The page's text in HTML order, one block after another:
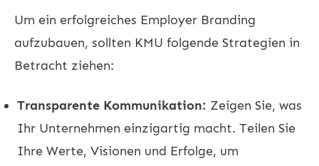
Um ein erfolgreiches Employer Branding
aufzubauen, sollten KMU folgende Strategien in
Betracht ziehen:
Transparente Kommunikation: Zeigen Sie, was
Ihr Unternehmen einzigartig macht. Teilen Sie
Ihre Werte, Visionen und Erfolge, um